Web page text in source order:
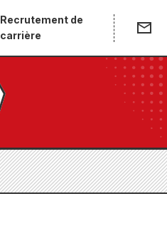
Recrutement de
carrière